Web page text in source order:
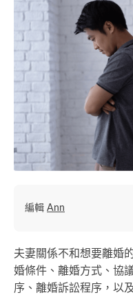
夫妻關係不和想要離婚
婚條件、離婚方式、協
序、離婚訴訟程序，以
編輯 Ann